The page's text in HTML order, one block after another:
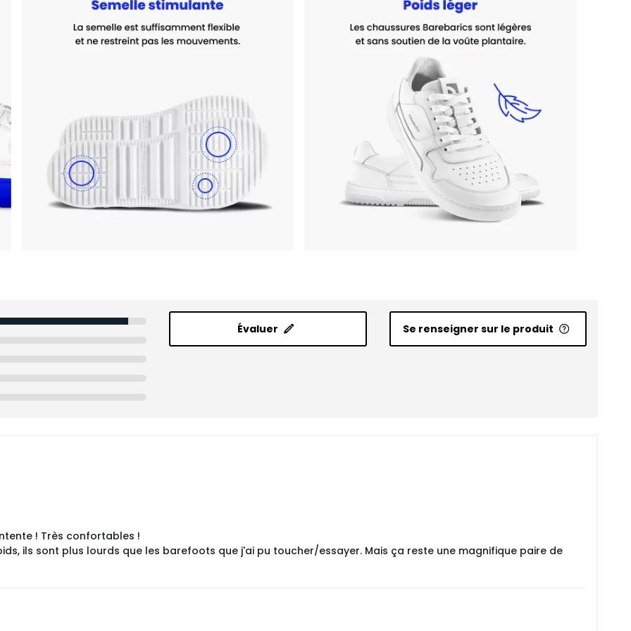
Évaluer Se renseigner sur le produit
! Très confortables !
ils sont plus lourds que les barefoots que j'ai pu toucher/essayer. Mais ça reste une magnifique paire de